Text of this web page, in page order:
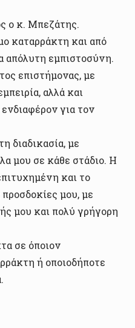
ο κ. Μπεζάτης.
καταρράκτη και από
απόλυτη εμπιστοσύνη.
επιστήμονας, με
αλλά και
για τον
διαδικασία, με
μου σε κάθε στάδιο. Η
και το
μου, με
μου και πολύ γρήγορη
σε όποιον
ή οποιοδήποτε